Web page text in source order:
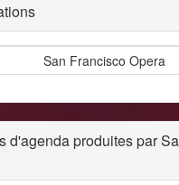
San Francisco Opera
d'agenda produites par